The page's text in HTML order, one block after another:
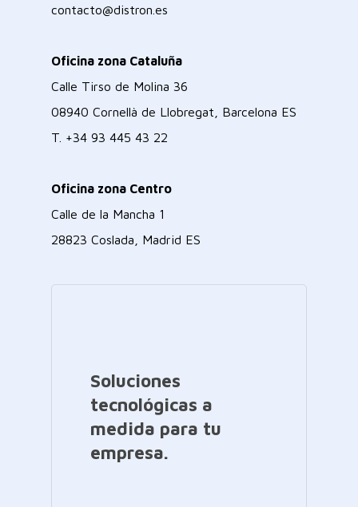
contacto@distron.es
Oficina zona Cataluña
Calle Tirso de Molina 36
08940 Cornellà de Llobregat, Barcelona ES
T. +34 93 445 43 22
Oficina zona Centro
Calle de la Mancha 1
28823 Coslada, Madrid ES
Soluciones
tecnológicas a
medida para tu
empresa.